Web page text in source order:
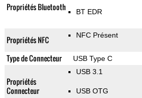
Propriétés Bluetooth BT EDR
Propriétés NFC NFC Présent
Type de Connecteur USB Type C
Propriétés
Connecteur
USB 3.1
USB OTG